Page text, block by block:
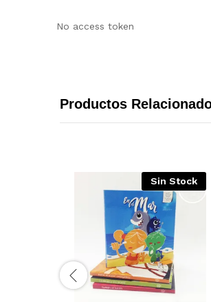
No access token
Productos
Sin Stock